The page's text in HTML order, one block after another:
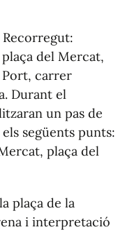
Recorregut:
del Mercat,
Port, carrer
Durant el
un pas de
següents punts:
plaça del
plaça de la
i interpretació